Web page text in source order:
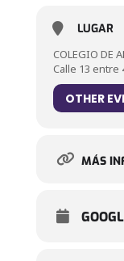
LUGAR
COLEGIO DE
Calle 13 entre
OTHER
MÁS